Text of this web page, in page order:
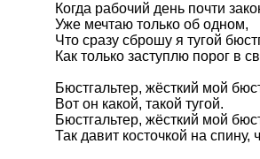
Когда рабочий день почти
Уже мечтаю только об одном,
Что сразу сброшу я тугой
Как только заступлю порог в
Бюстгальтер, жёсткий мой
Вот он какой, такой тугой.
Бюстгальтер, жёсткий мой
Так давит косточкой на спину,